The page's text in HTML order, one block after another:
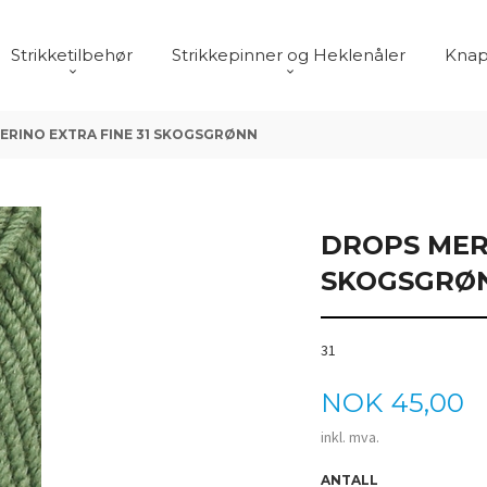
Strikketilbehør Strikkepinner og Heklenåler
EXTRA FINE 31 SKOGSGRØNN
DROPS
31
Pris
NOK 45,00
inkl. mva.
ANTALL